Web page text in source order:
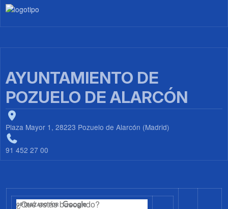
Imagen
AYUNTAMIENTO DE
POZUELO DE ALARCÓN
Plaza Mayor 1, 28223 Pozuelo de Alarcón (Madrid)
91 452 27 00